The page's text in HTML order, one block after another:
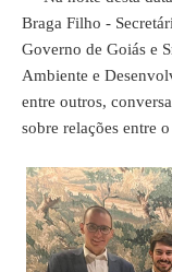
Braga Filho -
Governo de Goiás e
Ambiente e
entre outros,
sobre relações entre